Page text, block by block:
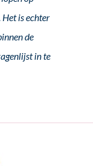
is echter
de
in te